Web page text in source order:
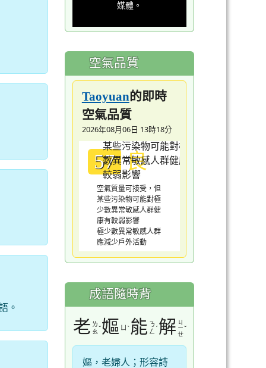
。
媒體。
空氣品質
Taoyuan的即時
空氣品質
2026年08月06日 13時18分
57 良
空氣質量可接受，但
某些污染物可能對極
少數異常敏感人群健
康有較弱影響
極少數異常敏感人群
應減少戶外活動
成語隨時背
老 ㄌ
ㄠˇ嫗 ˋ 能 ㄋ
ㄥ ˊ解 ㄐ
ㄧ
ㄝ
ˇ
嫗，老婦人；形容詩